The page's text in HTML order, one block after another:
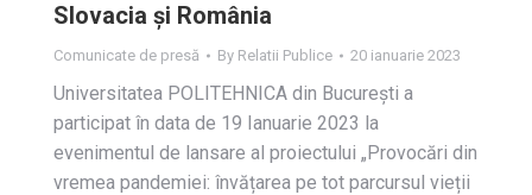
Slovacia și România
Comunicate de presă By Relatii Publice 20 ianuarie 2023
Universitatea POLITEHNICA din București a
participat în data de 19 Ianuarie 2023 la
evenimentul de lansare al proiectului „Provocări din
vremea pandemiei: învățarea pe tot parcursul vieții